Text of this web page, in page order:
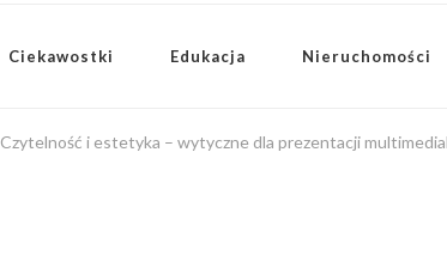
Ciekawostki Edukacja Nieruchomości
Czytelność i estetyka – wytyczne dla prezentacji